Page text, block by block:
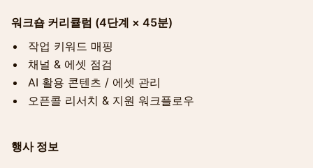
워크숍 커리큘럼 (4단계 × 45분)
작업 키워드 매핑
채널 & 에셋 점검
AI 활용 콘텐츠 / 에셋 관리
오픈콜 리서치 & 지원 워크플로우
행사 정보